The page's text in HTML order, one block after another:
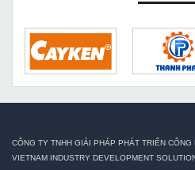
CÔNG TY TNHH GIẢI PHÁP PHÁT TRIỂN CÔNG
VIETNAM INDUSTRY DEVELOPMENT